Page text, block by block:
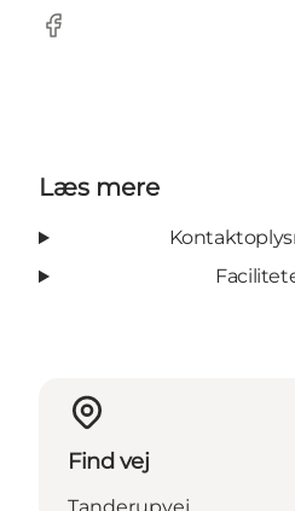
Facebook
Læs mere
Find vej